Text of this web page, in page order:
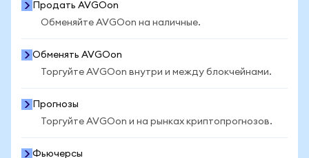
Продать AVGOon
Обменяйте AVGOon на наличные.
Обменять AVGOon
Торгуйте AVGOon внутри и между блокчейнами.
Прогнозы
Торгуйте AVGOon и на рынках криптопрогнозов.
Фьючерсы